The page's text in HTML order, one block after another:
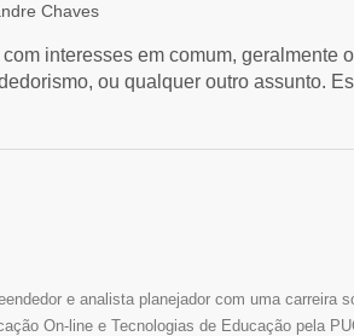
Chaves
interesses em comum,
ou qualquer outro assunto.
e analista planejador com uma
On-line e Tecnologias de Educação pela